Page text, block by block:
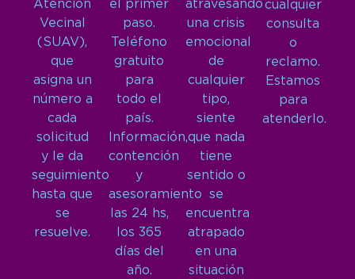
Atención
Vecinal
(SUAV),
que
asigna un
número a
cada
solicitud
y le da
seguimiento
hasta que
se
resuelve.
el primer
paso.
Teléfono
gratuito
para
todo el
país.
Información,
contención
y
asesoramiento
las 24 hs,
los 365
días del
año.
atravesando
una crisis
emocional
de
cualquier
tipo,
siente
que nada
tiene
sentido o
se
encuentra
atrapado
en una
situación
cualquier
consulta
o
reclamo.
Estamos
para
atenderlo.